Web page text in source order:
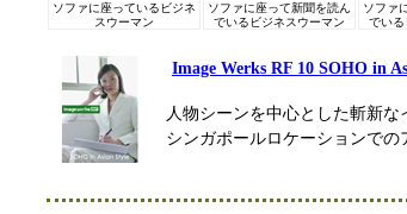
ソファに座っているビジネ
スウーマン
ソファに座って新聞を読ん
でいるビジネスウーマン
ソファ
でいる
Image Werks RF 10 SOHO in
人物シーンを中心とした斬新な
シンガポールロケーションでの